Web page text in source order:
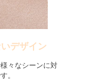
デザイン
々なシーンに対
。